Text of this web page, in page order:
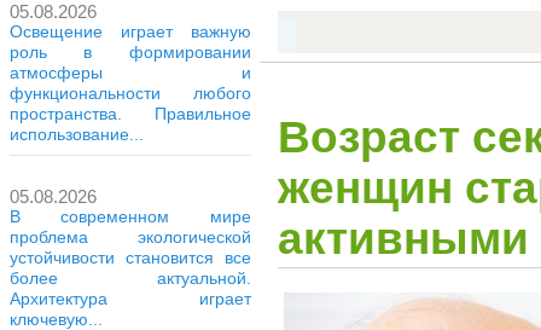
05.08.2026
Освещение играет важную
роль в формировании
атмосферы и
функциональности любого
пространства. Правильное
использование...
05.08.2026
В современном мире
проблема экологической
устойчивости становится все
более актуальной.
Архитектура играет
ключевую...
Возраст
женщин
активными